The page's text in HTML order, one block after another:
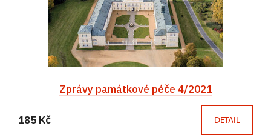
Zprávy památkové péče 4/2021
185 Kč DETAIL